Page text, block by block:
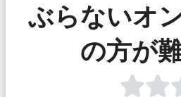
ぶらないオ
の方が